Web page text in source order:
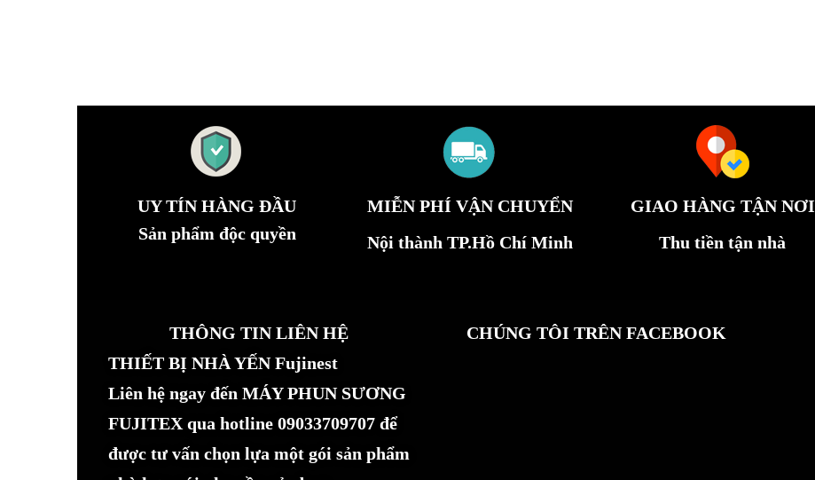
UY TÍN HÀNG ĐẦU
Sản phẩm độc quyền
MIỄN PHÍ VẬN CHUYỂN
Nội thành TP.Hồ Chí Minh
GIAO HÀNG TẬN NƠI
Thu tiền tận nhà
THÔNG TIN LIÊN HỆ
THIẾT BỊ NHÀ YẾN Fujinest
Liên hệ ngay đến MÁY PHUN SƯƠNG
FUJITEX qua hotline 09033709707 để
được tư vấn chọn lựa một gói sản phẩm
CHÚNG TÔI TRÊN FACEBOOK